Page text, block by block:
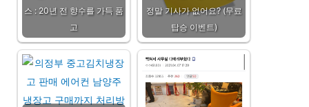
스 : 20년 전 향수를 가득 품
고
정말 기사가 없어요? (무료
탑승 이벤트)